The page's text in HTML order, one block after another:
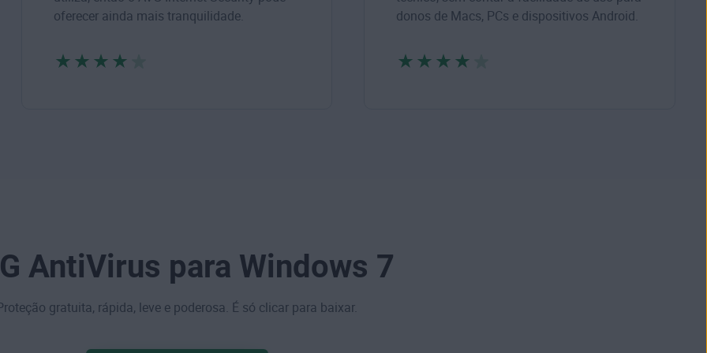
oferecer ainda mais tranquilidade.
donos de Macs, PCs e dispositivos Android.
AntiVirus para Windows 7
gratuita, rápida, leve e poderosa. É só clicar para baixar.